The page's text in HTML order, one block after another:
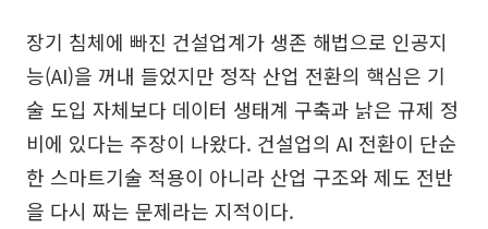
장기 침체에 빠진 건설업계가 생존 해법으로 인공지
능(AI)을 꺼내 들었지만 정작 산업 전환의 핵심은 기
술 도입 자체보다 데이터 생태계 구축과 낡은 규제 정
비에 있다는 주장이 나왔다. 건설업의 AI 전환이 단순
한 스마트기술 적용이 아니라 산업 구조와 제도 전반
을 다시 짜는 문제라는 지적이다.